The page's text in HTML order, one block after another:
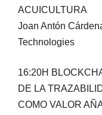
ACUICULTURA
Joan Antón
Technologies
16:20H
DE LA
COMO VALOR